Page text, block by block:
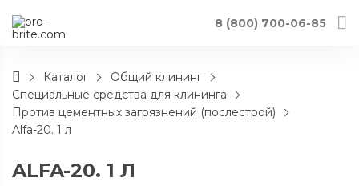
8 (800) 700-06-85
Каталог
Общий клининг
Специальные средства для клининга
Против цементных загрязнений (послестрой)
Alfa-20. 1 л
ALFA-20. 1 Л